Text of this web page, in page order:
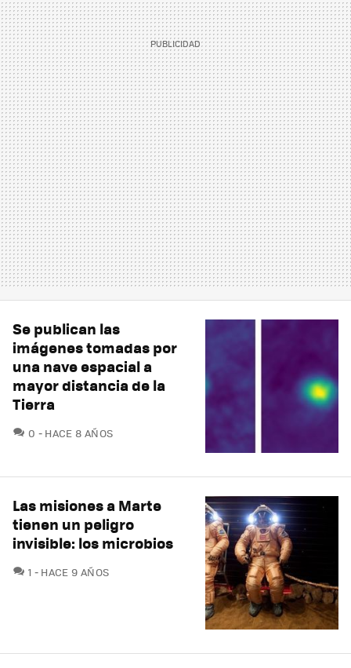
Se publican las
imágenes tomadas por
una nave espacial a
mayor distancia de la
Tierra
0 COMENTARIOS
HACE 8 AÑOS
Las misiones a Marte
tienen un peligro
invisible: los microbios
1 COMENTARIOS
HACE 9 AÑOS